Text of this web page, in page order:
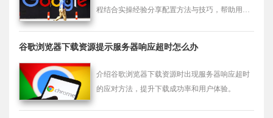
程结合实操经验分享配置方法与技巧，帮助用户
谷歌浏览器下载资源提示服务器响应超时怎么办
介绍谷歌浏览器下载资源时出现服务器响应超时
的应对方法，提升下载成功率和用户体验。